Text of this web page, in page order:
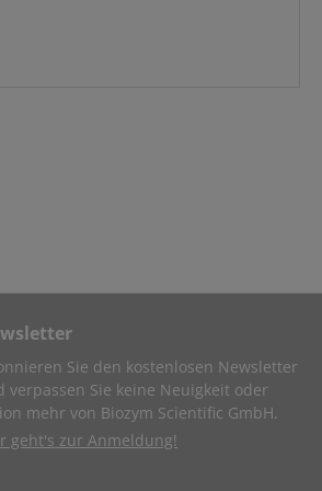
Sie den kostenlosen Newsletter
verpassen Sie keine Neuigkeit oder
mehr von Biozym Scientific GmbH.
geht's zur Anmeldung!